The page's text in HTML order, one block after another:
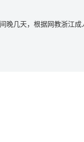
晚几天，根据网教浙江